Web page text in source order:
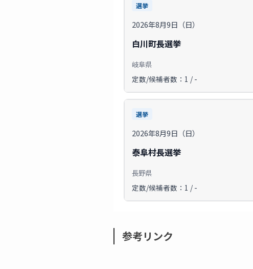
選挙
2026年8月9日（日）
白川町長選挙
岐阜県
定数/候補者数：1 / -
選挙
2026年8月9日（日）
泰阜村長選挙
長野県
定数/候補者数：1 / -
参考リンク